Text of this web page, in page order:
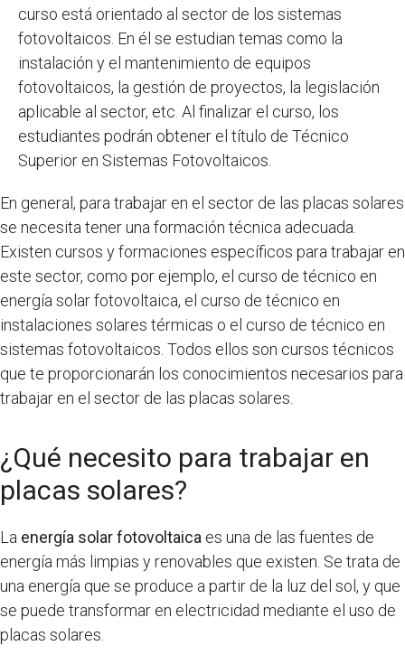
curso está orientado al sector de los sistemas
fotovoltaicos. En él se estudian temas como la
instalación y el mantenimiento de equipos
fotovoltaicos, la gestión de proyectos, la legislación
aplicable al sector, etc. Al finalizar el curso, los
estudiantes podrán obtener el título de Técnico
Superior en Sistemas Fotovoltaicos.
En general, para trabajar en el sector de las placas solares
se necesita tener una formación técnica adecuada.
Existen cursos y formaciones específicos para trabajar en
este sector, como por ejemplo, el curso de técnico en
energía solar fotovoltaica, el curso de técnico en
instalaciones solares térmicas o el curso de técnico en
sistemas fotovoltaicos. Todos ellos son cursos técnicos
que te proporcionarán los conocimientos necesarios para
trabajar en el sector de las placas solares.
¿Qué necesito para trabajar en
placas solares?
La energía solar fotovoltaica es una de las fuentes de
energía más limpias y renovables que existen. Se trata de
una energía que se produce a partir de la luz del sol, y que
se puede transformar en electricidad mediante el uso de
placas solares.